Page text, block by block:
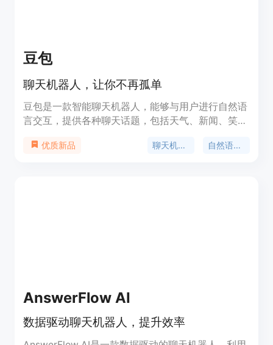
豆包
聊天机器人，让你不再孤单
豆包是一款智能聊天机器人，能够与用户进行自然语
言交互，提供各种聊天话题，包括天气、新闻、笑
荐相关的内容和服务。豆包是你的私人聊天助手，让
优质新品 聊天机器人 自然语言交互
AnswerFlow AI
数据驱动聊天机器人，提升效率